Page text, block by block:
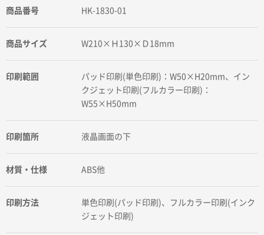
商品番号 HK-1830-01
商品サイズ W210×Ｈ130×Ｄ18mm
印刷範囲
パッド印刷(単色印刷)：W50×H20mm、イン
クジェット印刷(フルカラー印刷)：
W55×H50mm
印刷箇所 液晶画面の下
材質・仕様 ABS他
印刷方法
単色印刷(パッド印刷)、フルカラー印刷(インク
ジェット印刷)